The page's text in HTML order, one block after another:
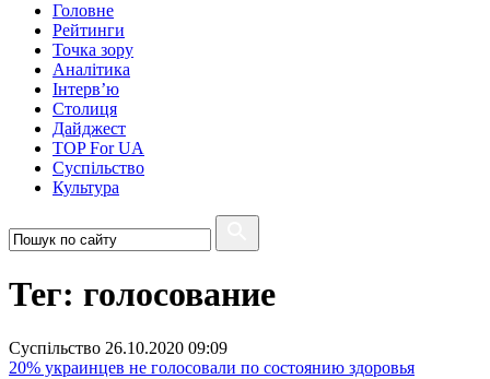
Головне
Рейтинги
Точка зору
Аналітика
Інтерв’ю
Столиця
Дайджест
TOP For UA
Суспiльство
Культура
Тег: голосование
Суспiльство 26.10.2020 09:09
20% украинцев не голосовали по состоянию здоровья